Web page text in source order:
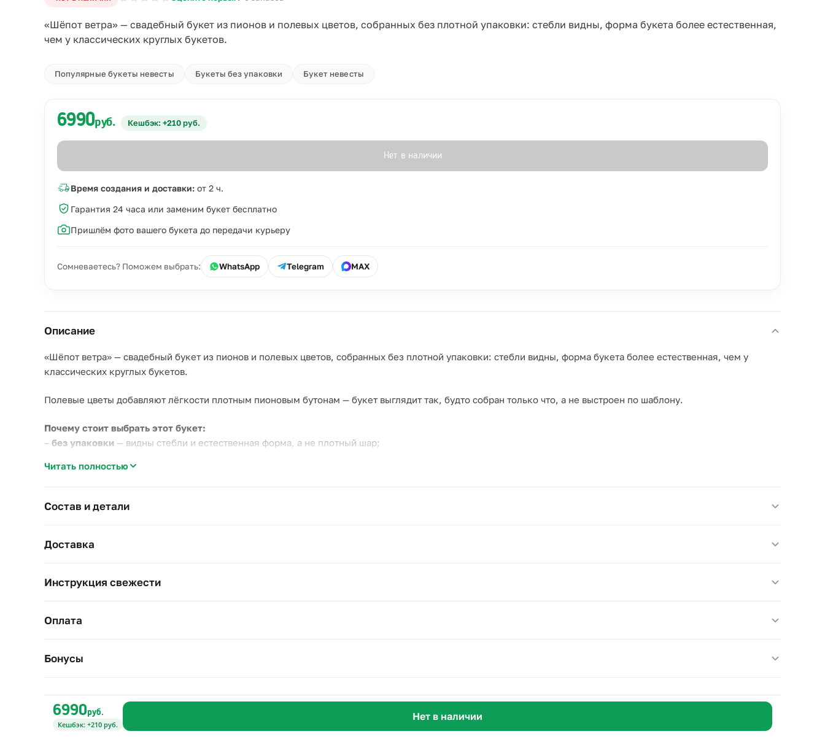
«Шёпот ветра» — свадебный букет из пионов и полевых цветов, собранных без плотной упаковки: стебли видны, форма букета более естественная,
чем у классических круглых букетов.
Популярные букеты невесты Букеты без упаковки Букет невесты
6990руб. Кешбэк: +210 руб.
Нет в наличии
Время создания и доставки: от 2 ч.
Гарантия 24 часа или заменим букет бесплатно
Пришлём фото вашего букета до передачи курьеру
Сомневаетесь? Поможем выбрать: WhatsApp Telegram MAX
Описание
«Шёпот ветра» — свадебный букет из пионов и полевых цветов, собранных без плотной упаковки: стебли видны, форма букета более естественная, чем у
классических круглых букетов.
Полевые цветы добавляют лёгкости плотным пионовым бутонам — букет выглядит так, будто собран только что, а не выстроен по шаблону.
Почему стоит выбрать этот букет:
– без упаковки — видны стебли и естественная форма, а не плотный шар;
–натуральный стиль
Для свадебной церемонии на открытом воздухе — и как основной букет, и как дублёр для фотосессии.
Читать полностью
Состав и детали
Доставка
Инструкция свежести
Оплата
Бонусы
6990руб.
Кешбэк: +210 руб.
Нет в наличии